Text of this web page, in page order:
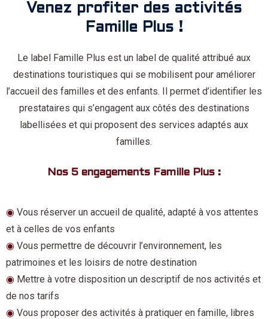
Venez profiter des activités
Famille Plus !
Le label Famille Plus est un label de qualité attribué aux
destinations touristiques qui se mobilisent pour améliorer
l’accueil des familles et des enfants. Il permet d’identifier les
prestataires qui s’engagent aux côtés des destinations
labellisées et qui proposent des services adaptés aux
familles.
Nos 5 engagements Famille Plus :
◉ Vous réserver un accueil de qualité, adapté à vos attentes
et à celles de vos enfants
◉ Vous permettre de découvrir l’environnement, les
patrimoines et les loisirs de notre destination
◉ Mettre à votre disposition un descriptif de nos activités et
de nos tarifs
◉ Vous proposer des activités à pratiquer en famille, libres